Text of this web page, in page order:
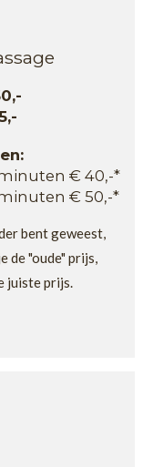
€ 40,-*
€ 50,-*
bent geweest,
de "oude" prijs,
juiste prijs.